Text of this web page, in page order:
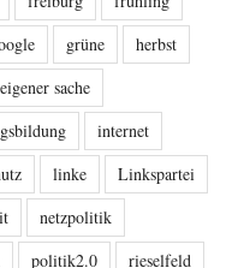
grüne
herbst
sache
internet
linke
Linkspartei
netzpolitik
politik2.0
rieselfeld